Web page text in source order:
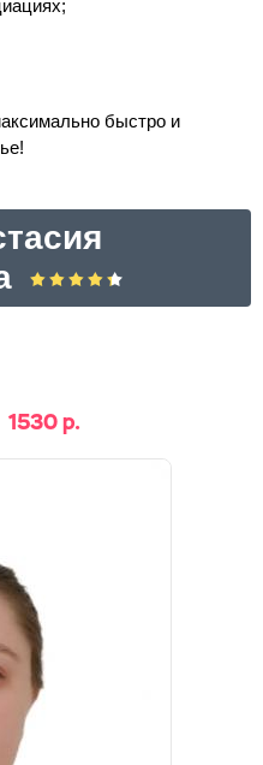
быстро и
1530 р.